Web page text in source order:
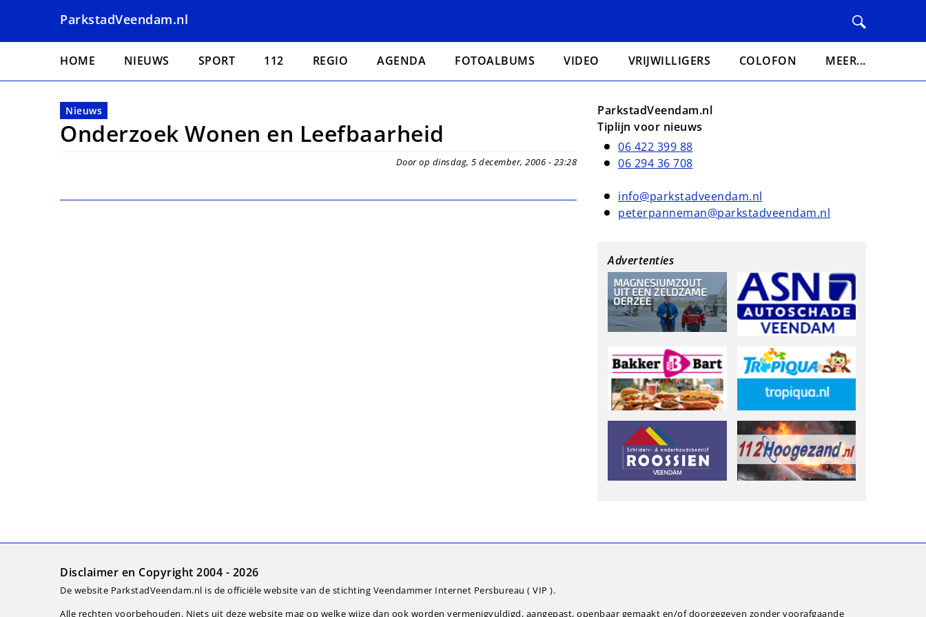
naar
ParkstadVeendam.nl
Hoofdnavigatie
HOME NIEUWS SPORT 112 REGIO AGENDA FOTOALBUMS VIDEO VRIJWILLIGERS COLOFON MEER...
Nieuws
Onderzoek Wonen en Leefbaarheid
Door op dinsdag, 5 december, 2006 - 23:28
ParkstadVeendam.nl
Tiplijn voor nieuws
06 422 399 88
06 294 36 708
info@parkstadveendam.nl
peterpanneman@parkstadveendam.nl
Advertenties
Disclaimer en Copyright 2004 - 2026
De website ParkstadVeendam.nl is de officiële website van de stichting Veendammer Internet Persbureau ( VIP ).
Alle rechten voorbehouden. Niets uit deze website mag op welke wijze dan ook worden vermenigvuldigd, aangepast, openbaar gemaakt en/of doorgegeven zonder voorafgaande